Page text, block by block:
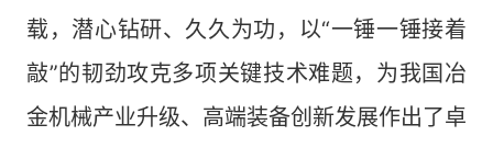
载，潜心钻研、久久为功，以“一锤一锤接着
敲”的韧劲攻克多项关键技术难题，为我国冶
金机械产业升级、高端装备创新发展作出了卓